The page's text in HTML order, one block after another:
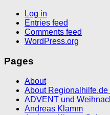
Log in
Entries feed
Comments feed
WordPress.org
Pages
About
About Regionalhilfe.de
ADVENT und
Andreas Klamm